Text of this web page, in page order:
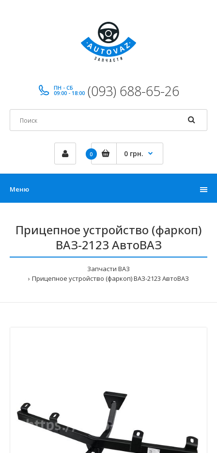
ПН - СБ
09:00 - 18:00 (093) 688-65-26
0 0 грн.
Меню
Прицепное устройство (фаркоп)
ВАЗ-2123 АвтоВАЗ
Запчасти ВАЗ
Прицепное устройство (фаркоп) ВАЗ-2123 АвтоВАЗ